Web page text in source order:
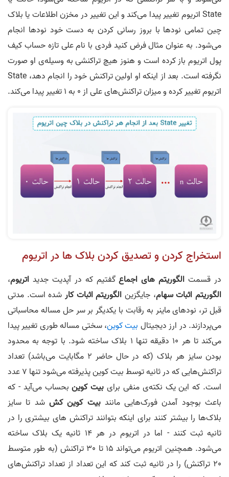
State اتریوم تغییر پیدا می‌کند و این تغییر در مخزن اطلاعات یا بلاک
چین تمامی نودها با بروز رسانی کردن به دست خود نودها انجام
می‌شود. به عنوان مثال فرض کنید فردی با نام علی تازه حساب کیف
پول اتریوم باز کرده است و هنوز هیچ تراکنشی به وسیله‌ی او صورت
نگرفته است. بعد از اینکه او اولین تراکنش خود را انجام دهد، State
اتریوم تغییر کرده و میزان تراکنش‌های علی از 0 به 1 تغییر پیدا می‌کند.
استخراج کردن و تصدیق کردن بلاک ها در اتریوم
در قسمت الگوریتم های اجماعگفتیم که در آپدیت جدید اتریوم،
الگوریتم اثبات سهام، جایگزین الگوریتم اثبات کار شده است. مدتی
قبل تر، نودهای ماینر به رقابت با یکدیگر بر سر حل مساله محاسباتی
می‌پردازند. در ارز دیجیتال بیت کوین، سختی مساله طوری تغییر پیدا
می‌کند تا هر 10 دقیقه تنها 1 بلاک ساخته شود. با توجه به محدود
بودن سایز هر بلاک (که در حال حاضر 2 مگابایت می‌باشد) تعداد
تراکنش‌هایی که در ثانیه توسط بیت کوین پذیرفته می‌شود تنها 7 عدد
است. که این یک نکته‌ی منفی برای بیت کوینبحساب می‌آید - که
باعث بوجود آمدن فورک‌هایی مانندبیت کوین کش شد تا سایز
بلاک‌ها را بیشتر کنند برای اینکه بتوانند تراکنش های بیشتری را در
ثانیه ثبت کنند - اما در اتریوم در هر 14 ثانیه یک بلاک ساخته
می‌شود. همچنین اتریوم می‌تواند 15 تا 30 تراکنش (به طور متوسط
20 تراکنش) را در ثانیه ثبت کند که این تعداد از تعداد تراکنش‌های